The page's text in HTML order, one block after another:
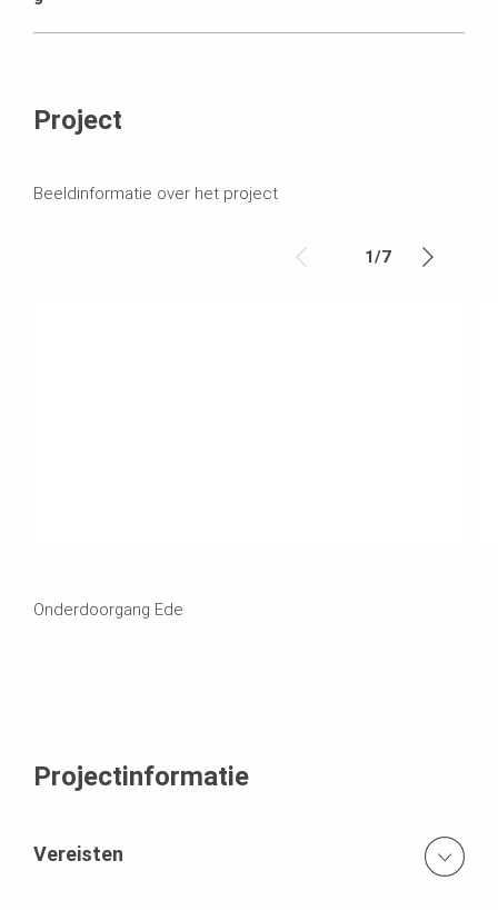
Project
Beeldinformatie over het project
1/7
Onderdoorgang Ede
Projectinformatie
Vereisten